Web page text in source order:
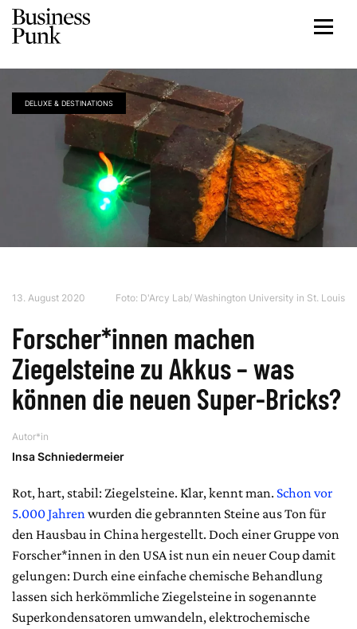
DELUXE & DESTINATIONS
13. August 2020 Foto: D'Arcy Lab/ Washington University in St. Louis
Forscher*innen machen
Ziegelsteine zu Akkus – was
können die neuen Super-Bricks?
Autor*in
Insa Schniedermeier
Rot, hart, stabil: Ziegelsteine. Klar, kennt man. Schon vor
5.000 Jahrenwurden die gebrannten Steine aus Ton für
den Hausbau in China hergestellt. Doch einer Gruppe von
Forscher*innen in den USA ist nun ein neuer Coup damit
gelungen: Durch eine einfache chemische Behandlung
lassen sich herkömmliche Ziegelsteine in sogenannte
Superkondensatoren umwandeln, elektrochemische